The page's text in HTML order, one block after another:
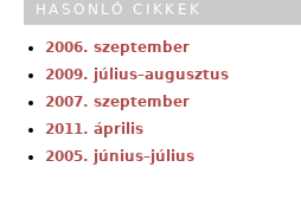
HASONLÓ CIKKEK
2006. szeptember
2009. július–augusztus
2007. szeptember
2011. április
2005. június–július